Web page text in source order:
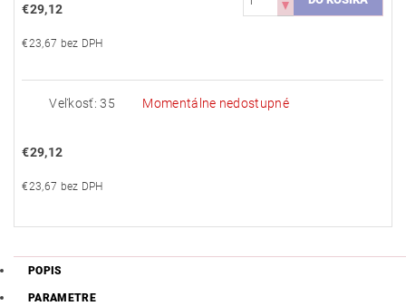
€29,12
€23,67 bez DPH
Veľkosť: 35 Momentálne nedostupné
€29,12
€23,67 bez DPH
POPIS
PARAMETRE